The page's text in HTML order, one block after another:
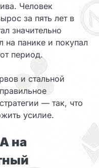
Человек
за пять лет в
значительно
на панике и покупал
период.
и стальной
— так, что
усилие.
на